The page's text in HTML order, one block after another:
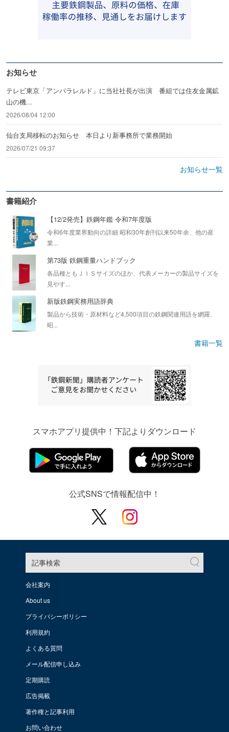
お知らせ
テレビ東京「アンパラレルド」に当社社長が出演 番組では住友金属鉱
山の機...
2026/08/04 12:00
仙台支局移転のお知らせ 本日より新事務所で業務開始
2026/07/21 09:37
お知らせ一覧
書籍紹介
【12/2発売】鉄鋼年鑑 令和7年度版
令和6年度業界動向の詳細 昭和30年創刊以来50年余、他の産
業...
第73版 鉄鋼重量ハンドブック
各品種ともＪＩＳサイズのほか、代表メーカーの製品サイズを
見やす...
新版鉄鋼実務用語辞典
製品から技術・原材料など4,500項目の鉄鋼関連用語を網羅、
昭...
書籍一覧
スマホアプリ提供中！下記よりダウンロード
公式SNSで情報配信中！
記事検索
会社案内
About us
プライバシーポリシー
利用規約
よくある質問
メール配信申し込み
定期購読
広告掲載
著作権と記事利用
お問い合わせ